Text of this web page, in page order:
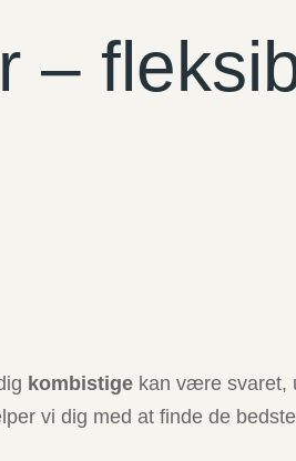
–
kombistige kan være svaret,
vi dig med at finde de